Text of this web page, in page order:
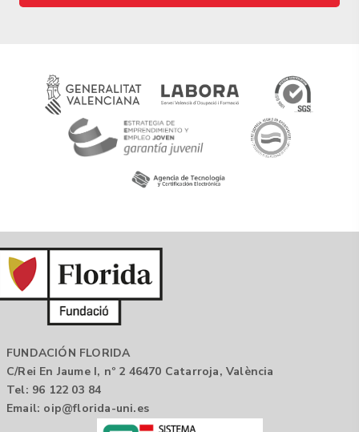
FUNDACIÓN FLORIDA
C/Rei En Jaume I, nº 2 46470 Catarroja, València
Tel: 96 122 03 84
Email: oip@florida-uni.es